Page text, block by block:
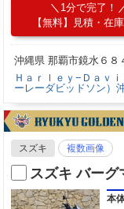
1分で完了！
【無料】見積・在
沖縄県 那覇市鏡水６８
Ｈａｒｌｅｙ−Ｄａｖ
ーレーダビッドソン）
スズキ 複数画像
スズキ バーグ
本